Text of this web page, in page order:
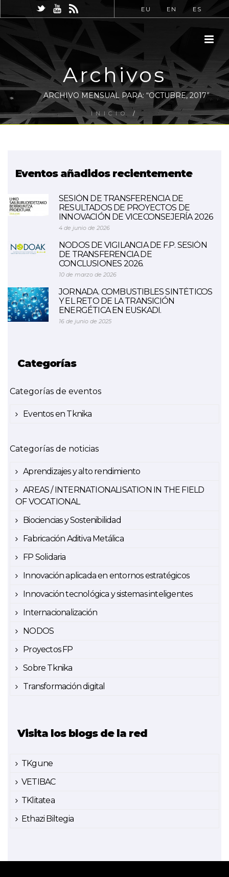
EU EN ES
Archivos
ARCHIVO MENSUAL PARA: “OCTUBRE, 2017”
INICIO /
Eventos añadidos recientemente
SESIÓN DE TRANSFERENCIA DE
RESULTADOS DE PROYECTOS DE
INNOVACIÓN DE VICECONSEJERÍA 2026
4 de junio de 2026
NODOS DE VIGILANCIA DE F.P. SESIÓN
DE TRANSFERENCIA DE
CONCLUSIONES 2026.
10 de marzo de 2026
JORNADA. COMBUSTIBLES SINTÉTICOS
Y EL RETO DE LA TRANSICIÓN
ENERGÉTICA EN EUSKADI.
16 de junio de 2025
Categorías
Categorías de eventos
Eventos en Tknika
Categorías de noticias
Aprendizajes y alto rendimiento
AREAS / INTERNATIONALISATION IN THE FIELD
OF VOCATIONAL
Biociencias y Sostenibilidad
Fabricación Aditiva Metálica
FP Solidaria
Innovación aplicada en entornos estratégicos
Innovación tecnológica y sistemas inteligentes
Internacionalización
NODOS
Proyectos FP
Sobre Tknika
Transformación digital
Visita los blogs de la red
TKgune
VETIBAC
TKlitatea
Ethazi Biltegia